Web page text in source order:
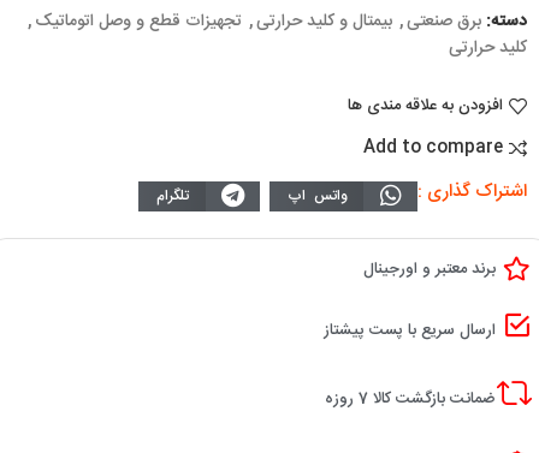
دسته: برق صنعتی, بیمتال و کلید حرارتی, تجهیزات قطع و وصل اتوماتیک,
کلید حرارتی
افزودن به علاقه مندی ها
Add to compare
اشتراک گذاری : واتس اپ تلگرام
برند معتبر و اورجینال
ارسال سریع با پست پیشتاز
ضمانت بازگشت کالا 7 روزه